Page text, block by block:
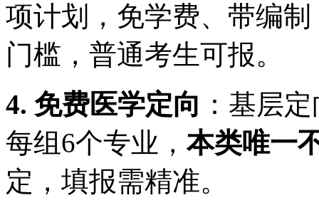
项计划，免学费、带编
门槛，普通考生可报。
4. 免费医学定向 ：基层
每组6个专业，本类唯一
定，填报需精准。